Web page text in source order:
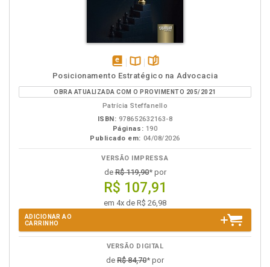
disponível
em
eBook
Disponível
na
B.V.
páginas
Posicionamento Estratégico na Advocacia
OBRA ATUALIZADA COM O PROVIMENTO 205/2021
Patrícia Steffanello
ISBN: 978652632163-8
Páginas: 190
Publicado em: 04/08/2026
VERSÃO IMPRESSA
deR$ 119,90* por
R$ 107,91
em 4x de R$ 26,98
ADICIONAR AO
CARRINHO
VERSÃO DIGITAL
de R$ 84,70* por